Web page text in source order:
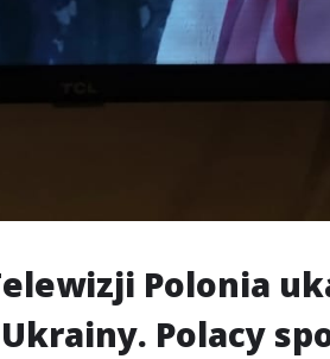
Polonia
Polacy